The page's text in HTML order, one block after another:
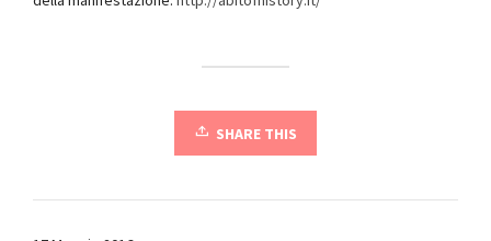
SHARE THIS